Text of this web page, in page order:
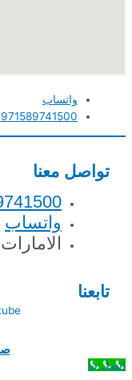
واتساب
تواصل معنا
واتساب
الامارات
تابعنا
اتصل بنا